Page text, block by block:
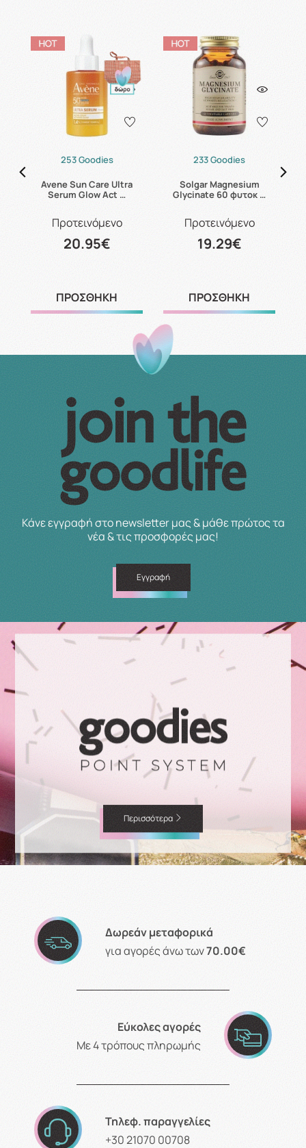
253 Goodies
Avene Sun Care Ultra
Serum Glow Act …
Προτεινόμενο
20.95€
ΠΡΟΣΘΗΚΗ
233 Goodies
Solgar Magnesium
Glycinate 60 φυτοκ …
Προτεινόμενο
19.29€
ΠΡΟΣΘΗΚΗ
Κάνε εγγραφή στο newsletter μας & μάθε πρώτος τα
νέα & τις προσφορές μας!
Εγγραφή
Περισσότερα
Δωρεάν μεταφορικά
για αγορές άνω των70.00€
Εύκολες αγορές
Με 4 τρόπους πληρωμής
Τηλεφ. παραγγελίες
+30 21070 00708